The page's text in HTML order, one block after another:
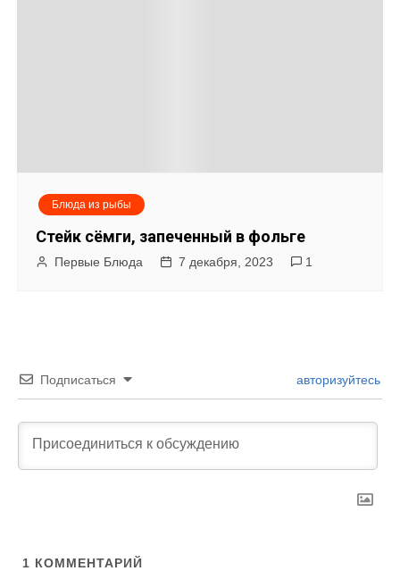
Блюда из рыбы
Стейк сёмги, запеченный в фольге
Первые Блюда 7 декабря, 2023 1
Подписаться авторизуйтесь
1 КОММЕНТАРИЙ